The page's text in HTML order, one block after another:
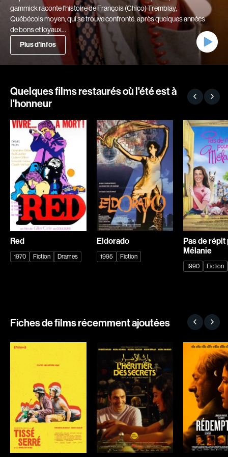
Explorer par
Genres
Action
Amateurs
Aventure
Biographiques
Comédies
Documentaires
Drames
Érotiques
Étudiants
Famille
Fantastiques
Fiction
Guerre
Historiques
Horreur
Indépendants
Jeunesse
Musicaux
Policiers
Romantiques
Science-fiction
Sports
Thrillers
Western
1940
1950
1990
2010
Réalisateur
(Daniel Grou) Podz
Absa Moussa Sene
Adam Camil
Adam Mark
gammick raconte l'histoire de François (Chico) Tremblay,
Québécois moyen, qui se trouve confronté, après quelques années
de bons et loyaux…
Plus d’infos
Quelques films restaurés où l'été est à
l'honneur
Red
1970 Fiction Drames
Eldorado
1995 Fiction
Pas de répit
Mélanie
1990 Fiction
Fiches de films récemment ajoutées